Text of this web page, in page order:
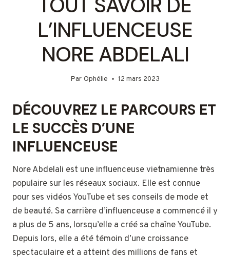
L’INFLUENCEUSE
NORE ABDELALI
Par Ophélie 12 mars 2023
DÉCOUVREZ LE PARCOURS ET
LE SUCCÈS D’UNE
INFLUENCEUSE
Nore Abdelali est une influenceuse vietnamienne très
populaire sur les réseaux sociaux. Elle est connue
pour ses vidéos YouTube et ses conseils de mode et
de beauté. Sa carrière d’influenceuse a commencé il y
a plus de 5 ans, lorsqu’elle a créé sa chaîne YouTube.
Depuis lors, elle a été témoin d’une croissance
spectaculaire et a atteint des millions de fans et